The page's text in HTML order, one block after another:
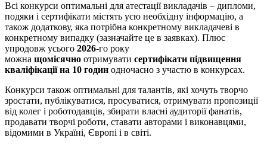
Всі конкурси оптимальні для атестації викладачів – дипломи,
подяки і сертифікати містять усю необхідну інформацію, а
також додаткову, яка потрібна конкретному викладачеві в
конкретному випадку (зазначайте це в заявках). Плюс
упродовж усього 2026-го року
можна щомісячно отримувати сертифікати підвищення
кваліфікації на 10 годин одночасно з участю в конкурсах.
Конкурси також оптимальні для талантів, які хочуть творчо
зростати, публікуватися, просуватися, отримувати пропозиції
від колег і роботодавців, збирати власні аудиторії фанатів,
продавати творчі роботи, ставати авторами і виконавцями,
відомими в Україні, Європі і в світі.